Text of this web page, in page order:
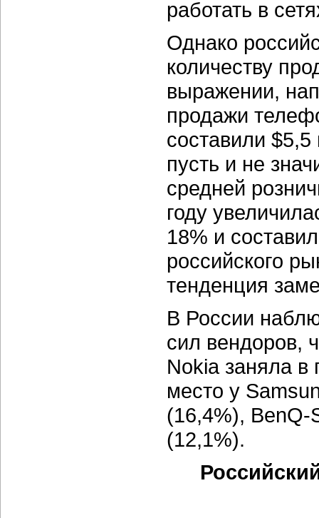
работать в
Однако
количеству
выражении,
продажи
составили
пусть и не
средней
году
18% и
российского
тенденция
В России
сил вендоров,
Nokia заняла
место у
(16,4%), BenQ-
(12,1%).